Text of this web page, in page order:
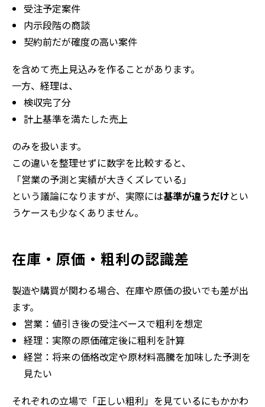
受注予定案件
内示段階の商談
契約前だが確度の高い案件
を含めて売上見込みを作ることがあります。
一方、経理は、
検収完了分
計上基準を満たした売上
のみを扱います。
この違いを整理せずに数字を比較すると、
「営業の予測と実績が大きくズレている」
という議論になりますが、実際には基準が違うだけとい
うケースも少なくありません。
在庫・原価・粗利の認識差
製造や購買が関わる場合、在庫や原価の扱いでも差が出
ます。
営業：値引き後の受注ベースで粗利を想定
経理：実際の原価確定後に粗利を計算
経営：将来の価格改定や原材料高騰を加味した予測を
見たい
それぞれの立場で「正しい粗利」を見ているにもかかわ